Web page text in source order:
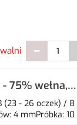
75% wełna,
(23 - 26 oczek) /
4 mmPróbka: 10